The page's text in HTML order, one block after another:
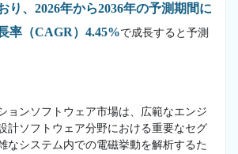
り、2026年から2036年の予測期間に
率（CAGR）4.45%で成長すると予測
ョンソフトウェア市場は、広範なエンジ
計ソフトウェア分野における重要なセグ
なシステム内での電磁挙動を解析するた